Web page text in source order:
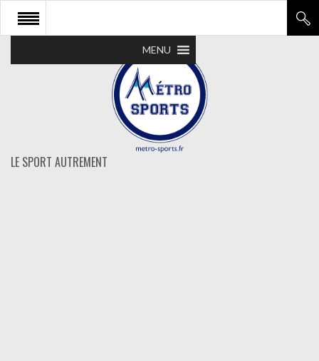
LE SPORT AUTREMENT
MENU